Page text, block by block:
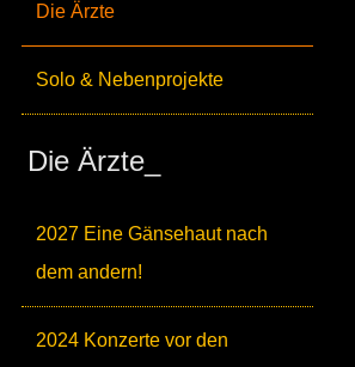
Die Ärzte
Solo & Nebenprojekte
Die Ärzte_
2027 Eine Gänsehaut nach
dem andern!
2024 Konzerte vor den